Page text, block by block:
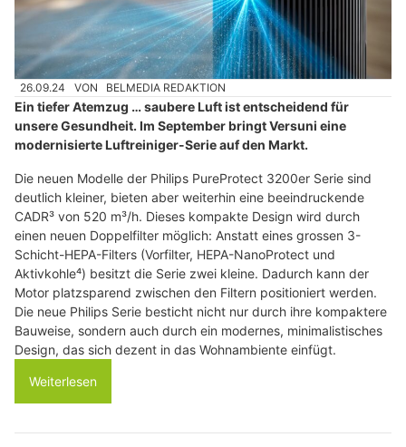
26.09.24 VON BELMEDIA REDAKTION
Ein tiefer Atemzug … saubere Luft ist entscheidend für
unsere Gesundheit. Im September bringt Versuni eine
modernisierte Luftreiniger-Serie auf den Markt.
Die neuen Modelle der Philips PureProtect 3200er Serie sind
deutlich kleiner, bieten aber weiterhin eine beeindruckende
CADR³ von 520 m³/h. Dieses kompakte Design wird durch
einen neuen Doppelfilter möglich: Anstatt eines grossen 3-
Schicht-HEPA-Filters (Vorfilter, HEPA-NanoProtect und
Aktivkohle⁴) besitzt die Serie zwei kleine. Dadurch kann der
Motor platzsparend zwischen den Filtern positioniert werden.
Die neue Philips Serie besticht nicht nur durch ihre kompaktere
Bauweise, sondern auch durch ein modernes, minimalistisches
Design, das sich dezent in das Wohnambiente einfügt.
Weiterlesen